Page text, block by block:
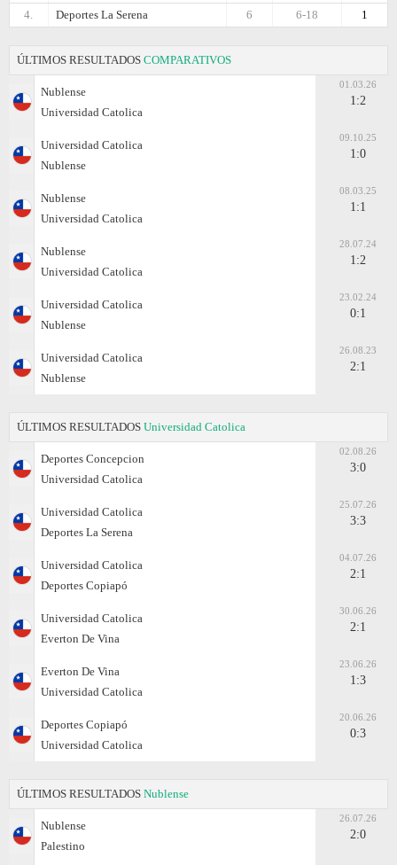
4.
Deportes La Serena 1
6-18
6
ÚLTIMOS RESULTADOS COMPARATIVOS
Nublense
Universidad Catolica
01.03.26
1:2
Universidad Catolica
Nublense
09.10.25
1:0
Nublense
Universidad Catolica
08.03.25
1:1
Nublense
Universidad Catolica
28.07.24
1:2
Universidad Catolica
Nublense
23.02.24
0:1
Universidad Catolica
Nublense
26.08.23
2:1
ÚLTIMOS RESULTADOS Universidad Catolica
Deportes Concepcion
Universidad Catolica
02.08.26
3:0
Universidad Catolica
Deportes La Serena
25.07.26
3:3
Universidad Catolica
Deportes Copiapó
04.07.26
2:1
Universidad Catolica
Everton De Vina
30.06.26
2:1
Everton De Vina
Universidad Catolica
23.06.26
1:3
Deportes Copiapó
Universidad Catolica
20.06.26
0:3
ÚLTIMOS RESULTADOS Nublense
Nublense
Palestino
26.07.26
2:0